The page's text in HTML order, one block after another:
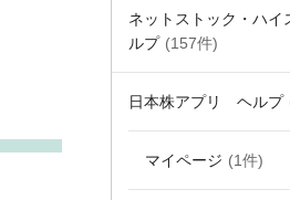
ネットストック・ハイ
ルプ (157件)
日本株アプリ ヘルプ
マイページ (1件)